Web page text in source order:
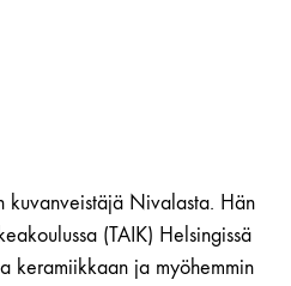
kuvanveistäjä Nivalasta. Hän
(TAIK) Helsingissä
keramiikkaan ja myöhemmin